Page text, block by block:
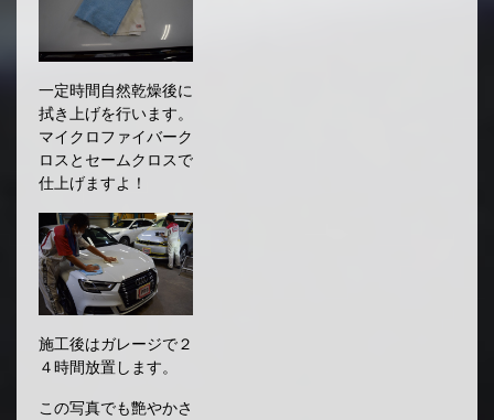
一定時間自然乾燥後に
拭き上げを行います。
マイクロファイバーク
ロスとセームクロスで
仕上げますよ！
施工後はガレージで２
４時間放置します。
この写真でも艶やかさ